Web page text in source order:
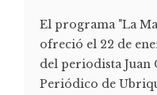
El programa "La
ofreció el 22 de
del periodista Juan
Periódico de